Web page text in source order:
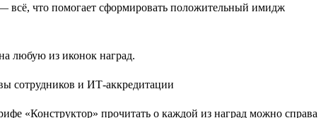
всё, что помогает сформировать положительный имидж
любую из иконок наград.
«Конструктор» прочитать о каждой из наград можно справа